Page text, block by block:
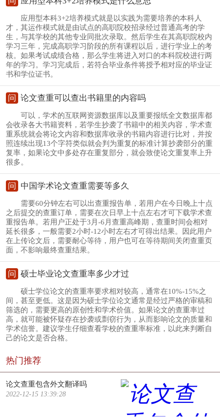
应用型本科3+2培养模式就是以实践为需要培养的本科人
才，其运作模式就是由试点的高职院校招录经过普通高考的学
生，与其学校的其他专业同批次录取。然后学生在其高职院校内
学习三年，完成高职学习阶段的所有课程以后，进行学业上的考
核。如果考试成绩合格，那么学生将进入对口的本科院校进行两
年的学习。学习完成后，若符合毕业条件将授予相对应的毕业证
书和学位证书。
问 论文查重可以查出书籍里的内容吗
可以，学术的互联网资源数据库以及重要报纸全文数据库都
会收录各大书籍资料，若学生抄袭了书籍中的相关内容，学术查
重系统就会将论文内容和数据库收录的书籍内容进行比对，并按
照连续出现13个字符类似就会判为重复的标准计算抄袭部分的重
复率，如果论文中多处存在重复部分，就会致使论文重复率上升
很多。
问 中国学术论文查重需要等多久
需要60分钟左右可以出查重报告单，若用户在今日晚上十点
之后提交的查重订单，需要在次日早上十点左右才可下载学术查
重报告单。若用户正处于3月-6月查重高峰期，查重时间会相对
延长很多，一般需要2小时-12小时左右才可得出结果。因此用户
在上传论文后，需要耐心等待，用户也可在等待期间关闭查重页
面，不影响最终查重结果。
问 硕士毕业论文查重率多少才过
硕士学位论文的查重率要求相对较高，通常在10%-15%之
间，甚至更低。这是因为硕士学位论文通常是经过严格的审稿和
筛选的，需要更高的原创性和学术价值。如果论文的查重率过
高，就可能被怀疑存在抄袭或剽窃行为，从而影响论文的质量和
学术信誉。建议学生仔细查看学校的查重率标准，以此来判断自
己的论文是否合格。
热门推荐
论文查重包含外文翻译吗
2022-12-15 13:39:28